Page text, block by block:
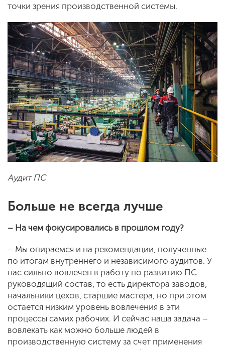
точки зрения производственной системы.
Аудит ПС
Больше не всегда лучше
– На чем фокусировались в прошлом году?
– Мы опираемся и на рекомендации, полученные
по итогам внутреннего и независимого аудитов. У
нас сильно вовлечен в работу по развитию ПС
руководящий состав, то есть директора заводов,
начальники цехов, старшие мастера, но при этом
остается низким уровень вовлечения в эти
процессы самих рабочих. И сейчас наша задача –
вовлекать как можно больше людей в
производственную систему за счет применения